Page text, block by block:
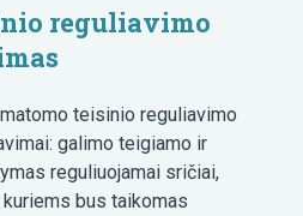
reguliavimo
teisinio reguliavimo
galimo teigiamo ir
reguliuojamai sričiai,
bus taikomas